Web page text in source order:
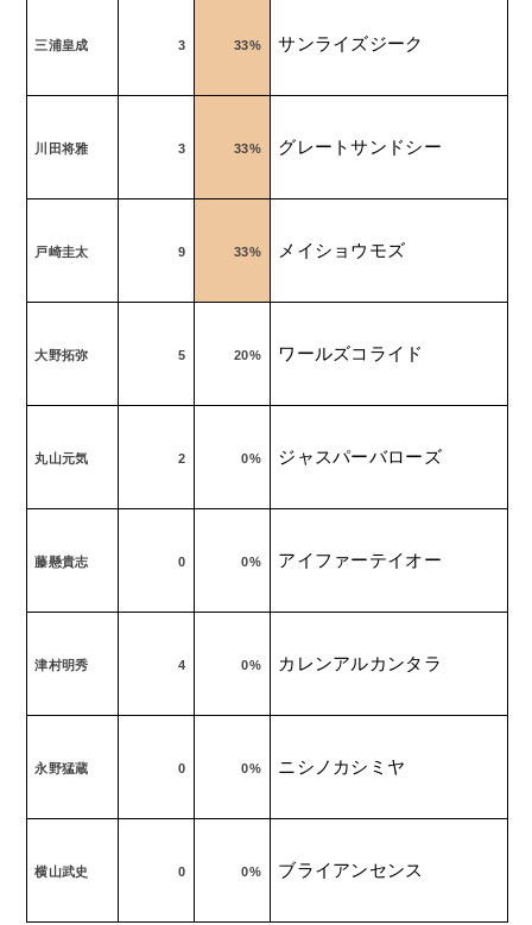
三浦皇成 3 33% サンライズジーク
川田将雅 3 33% グレートサンドシー
戸崎圭太 9 33% メイショウモズ
大野拓弥 5 20% ワールズコライド
丸山元気 2 0% ジャスパーバローズ
藤懸貴志 0 0% アイファーテイオー
津村明秀 4 0% カレンアルカンタラ
永野猛蔵 0 0% ニシノカシミヤ
横山武史 0 0% ブライアンセンス